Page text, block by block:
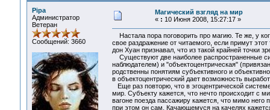
Pipa
Администратор
Ветеран
Сообщений: 3660
Магический взгляд на мир
« : 10 Июня 2008, 15:27:17 »
Настала пора поговорить про магию. Те же, у
свое раздражение от читаемого, если примут
дон Хуан признавал, что из такой крайней точки
Существуют две наиболее распространенные
наблюдателем) и "объектоцентрическая"
родственны понятиям субъективного и
в объектоцентрический дает возможность
Еще раз повторю, что в эгоцентрической
мир. Субъекту кажется, что нечто происходит с
вагоне поезда пассажиру кажется, что мимо
при этом он сам. Качающемуся на качелях